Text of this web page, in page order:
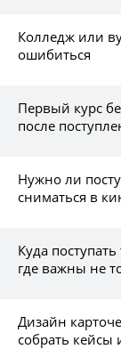
Колледж или
ошибиться
Первый курс
после
Нужно ли
сниматься в
Куда
где важны не
Дизайн
собрать кейсы